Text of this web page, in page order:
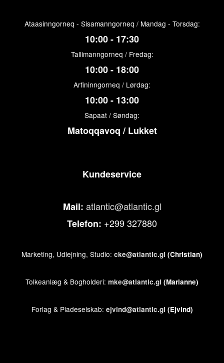
Ataasinngorneq - Sisamanngorneq / Mandag - Torsdag:
10:00 - 17:30
Tallimanngorneq / Fredag:
10:00 - 18:00
Arfininngorneq / Lørdag:
10:00 - 13:00
Sapaat / Søndag:
Matoqqavoq / Lukket
Kundeservice
Mail: atlantic@atlantic.gl
Telefon: +299 327880
Marketing, Udlejning, Studio: cke@atlantic.gl (Christian)
Tolkeanlæg & Bogholderi: mke@atlantic.gl (Marianne)
Forlag & Pladeselskab: ejvind@atlantic.gl (Ejvind)